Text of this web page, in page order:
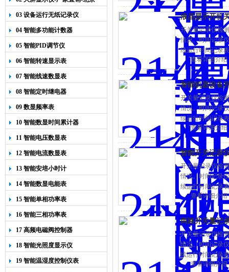
宇科泰吉
03 设备运行无纸记录仪
04 智能多功能计数器
05 智能PID调节仪
06 智能转速显示表
07 智能线速数显表
08 智能定时继电器
09 数显频率表
10 智能数显时间累计器
11 智能电压数显表
12 智能电流数显表
13 智能安培小时计
14 智能数显电能表
15 智能单相功率表
16 智能三相功率表
17 高频电磁阀控制器
18 智能光照度显示仪
19 智能温湿度控制仪表
液晶显示开机
开关量记录仪检
情况。时间记录
续运行时间记录
仪，可以定做无
查看详细介绍
智能机器设备
开关量记录仪检
情况。时间记录
续运行时间记录
仪，可以定做无
查看详细介绍
智能开关记录
开关量记录仪检
情况。时间记录
续运行时间记录
仪，可以定做无
查看详细介绍
两路开关量记
开关量记录仪检
情况。时间记录
续运行时间记录
仪，可以定做无
查看详细介绍